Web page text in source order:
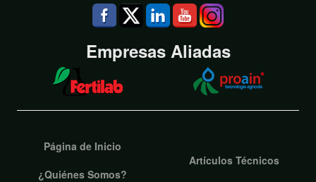
Empresas Aliadas
Página de Inicio
¿Quiénes Somos?
Artículos Técnicos